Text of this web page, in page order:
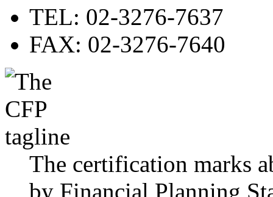
TEL: 02-3276-7637
FAX: 02-3276-7640
The certification marks
by Financial Planning